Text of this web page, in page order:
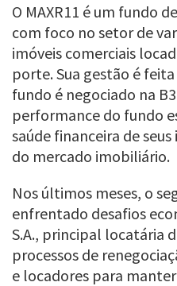
O MAXR11 é um fundo
com foco no setor de
imóveis comerciais
porte. Sua gestão é
fundo é negociado na
performance do fundo
saúde financeira de
do mercado imobiliário.
Nos últimos meses, o
enfrentado desafios
S.A., principal locatária
processos de
e locadores para